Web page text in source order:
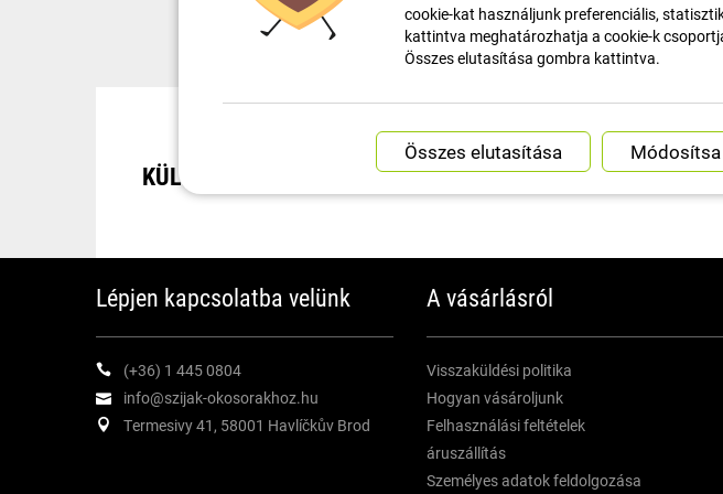
cookie-kat használjunk preferenciális,
kattintva meghatározhatja a cookie-k
Összes elutasítása gombra kattintva.
KÜLDEMÉNYKÖVETÉS GYORS SZÁLLÍTÁS
Lépjen kapcsolatba velünk
(+36) 1 445 0804
info@szijak-okosorakhoz.hu
Termesivy 41, 58001 Havlíčkův Brod
A vásárlásról
Visszaküldési politika
Hogyan vásároljunk
Felhasználási feltételek
áruszállítás
Személyes adatok feldolgozása